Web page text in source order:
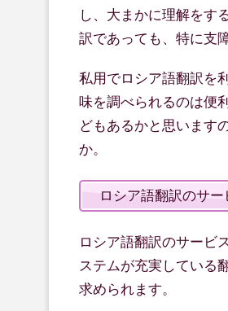
し、大まかに理解をす
訳であっても、特に支
私用でロシア語翻訳を
味を調べられるのは便
どもあるかと思います
か。
ロシア語翻訳のサー
ロシア語翻訳のサービ
ステムが充実している
求められます。